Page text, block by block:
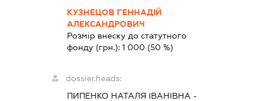
КУЗНЕЦОВ ГЕННАДІЙ
АЛЕКСАНДРОВИЧ
Розмір внеску до статутного
фонду (грн.): 1 000 (50 %)
dossier.heads:
ПИПЕНКО НАТАЛЯ ІВАНІВНА -